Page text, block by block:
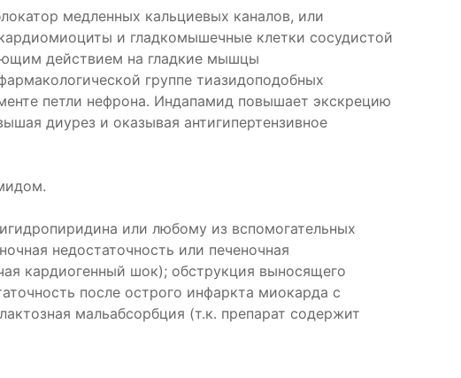
медленных кальциевых каналов, или
и гладкомышечные клетки сосудистой
действием на гладкие мышцы
группе тиазидоподобных
петли нефрона. Индапамид повышает экскрецию
диурез и оказывая антигипертензивное
или любому из вспомогательных
недостаточность или печеночная
кардиогенный шок); обструкция выносящего
после острого инфаркта миокарда с
мальабсорбция (т.к. препарат содержит